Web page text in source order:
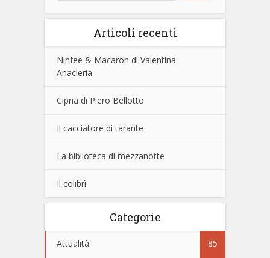
Articoli recenti
Ninfee & Macaron di Valentina
Anacleria
Cipria di Piero Bellotto
Il cacciatore di tarante
La biblioteca di mezzanotte
Il colibrì
Categorie
Attualità 85